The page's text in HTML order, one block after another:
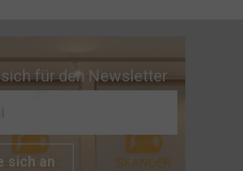
für den Newsletter
an
sich an